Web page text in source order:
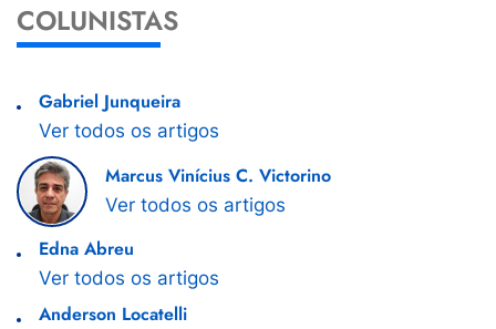
COLUNISTAS
Gabriel Junqueira
Ver todos os artigos
Marcus Vinícius C. Victorino
Ver todos os artigos
Edna Abreu
Ver todos os artigos
Anderson Locatelli